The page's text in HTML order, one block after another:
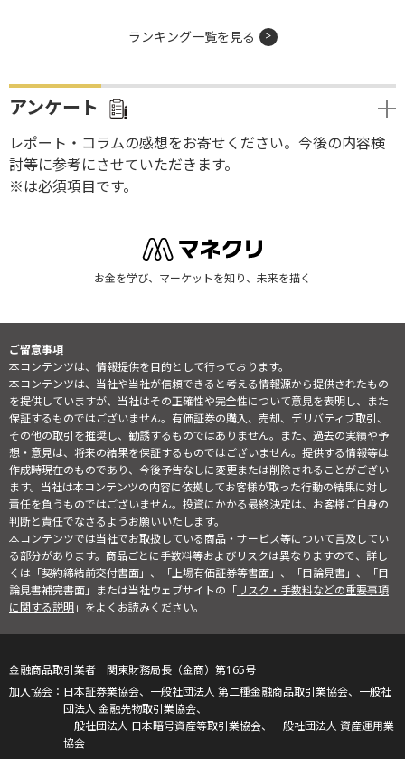
ランキング一覧を見る
アンケート
レポート・コラムの感想をお寄せください。今後の内容検
討等に参考にさせていただきます。
※は必須項目です。
お金を学び、マーケットを知り、未来を描く
ご留意事項
本コンテンツは、情報提供を目的として行っております。
本コンテンツは、当社や当社が信頼できると考える情報源から提供されたもの
を提供していますが、当社はその正確性や完全性について意見を表明し、また
保証するものではございません。有価証券の購入、売却、デリバティブ取引、
その他の取引を推奨し、勧誘するものではありません。また、過去の実績や予
想・意見は、将来の結果を保証するものではございません。提供する情報等は
作成時現在のものであり、今後予告なしに変更または削除されることがござい
ます。当社は本コンテンツの内容に依拠してお客様が取った行動の結果に対し
責任を負うものではございません。投資にかかる最終決定は、お客様ご自身の
判断と責任でなさるようお願いいたします。
本コンテンツでは当社でお取扱している商品・サービス等について言及してい
る部分があります。商品ごとに手数料等およびリスクは異なりますので、詳し
くは「契約締結前交付書面」、「上場有価証券等書面」、「目論見書」、「目
論見書補完書面」または当社ウェブサイトの「リスク・手数料などの重要事項
に関する説明」をよくお読みください。
金融商品取引業者 関東財務局長（金商）第165号
日本証券業協会、一般社団法人 第二種金融商品取引業協会、一般社
団法人 金融先物取引業協会、
一般社団法人 日本暗号資産等取引業協会、一般社団法人 資産運用業
協会